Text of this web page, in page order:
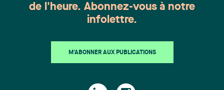
de l'heure. Abonnez-vous à notre
infolettre.
M'ABONNER AUX PUBLICATIONS